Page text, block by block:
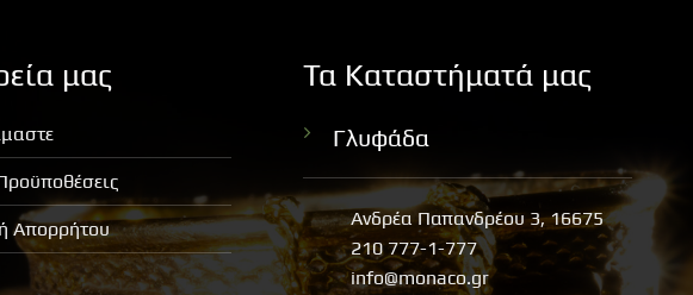
μας
Απορρήτου
Τα Καταστήματά μας
Γλυφάδα
Ανδρέα Παπανδρέου 3, 16675
210 777-1-777
info@monaco.gr